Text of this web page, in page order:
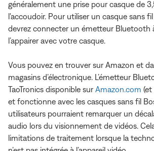
généralement une prise pour casque de
l'accoudoir. Pour utiliser un casque sans
devrez connecter un émetteur Bluetooth
l’appairer avec votre casque.
Vous pouvez en trouver sur Amazon et
magasins d’électronique. L’émetteur
TaoTronics disponible sur Amazon.com (et
et fonctionne avec les casques sans fil
utilisateurs pourraient remarquer un
audio lors du visionnement de vidéos.
limitations de traitement lorsque la